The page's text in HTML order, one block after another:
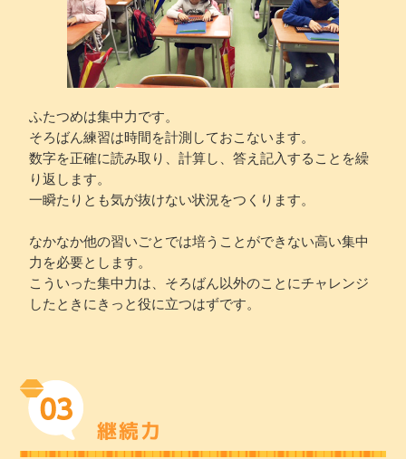
ふたつめは集中力です。
そろばん練習は時間を計測しておこないます。
数字を正確に読み取り、計算し、答え記入することを繰
り返します。
一瞬たりとも気が抜けない状況をつくります。
なかなか他の習いごとでは培うことができない高い集中
力を必要とします。
こういった集中力は、そろばん以外のことにチャレンジ
したときにきっと役に立つはずです。
継続力